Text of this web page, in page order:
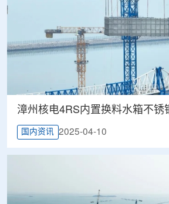
漳州核电4RS内置换料水箱不锈
国内资讯 2025-04-10